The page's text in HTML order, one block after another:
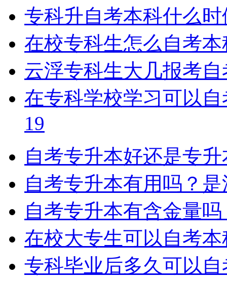
专科升自考本科什么
在校专科生怎么自考本
云浮专科生大几报考
在专科学校学习可以
19
自考专升本好还是专
自考专升本有用吗？
自考专升本有含金量
在校大专生可以自考
专科毕业后多久可以